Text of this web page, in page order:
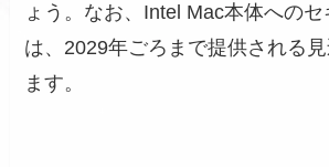
ょう。なお、Intel Mac本体への
は、2029年ごろまで提供される
ます。